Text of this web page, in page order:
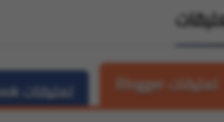
تعليقات Blogger
تعليقات Facebook